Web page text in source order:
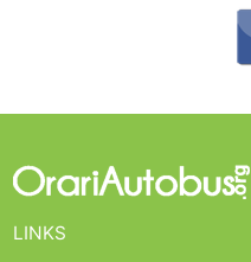
LINKS